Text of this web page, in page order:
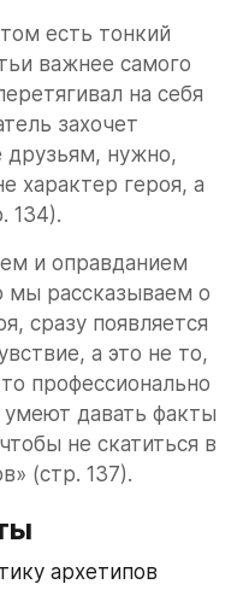
есть тонкий
важнее самого
на себя
захочет
друзьям, нужно,
характер героя, а
134).
и оправданием
мы рассказываем о
сразу появляется
а это не то,
профессионально
давать факты
не скатиться в
(стр. 137).
архетипов